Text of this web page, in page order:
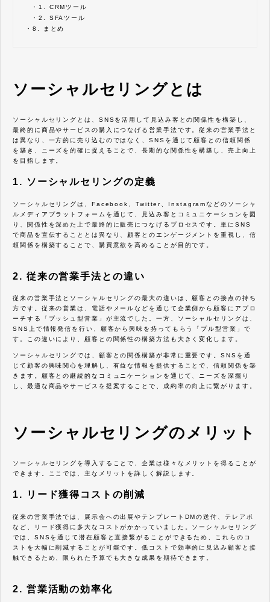
・ 1. CRMツール
・ 2. SFAツール
・ 8. まとめ
ソーシャルセリングとは
ソーシャルセリングとは、SNSを活用して見込み客との関係性を構築し、
最終的に商品やサービスの購入につなげる営業手法です。従来の営業手法と
は異なり、一方的に売り込むのではなく、SNSを通じて顧客との信頼関係
を築き、ニーズを的確に捉えることで、長期的な関係性を構築し、売上向上
を目指します。
1. ソーシャルセリングの定義
ソーシャルセリングは、Facebook、Twitter、Instagramなどのソーシャ
ルメディアプラットフォームを通じて、見込み客とコミュニケーションを図
り、関係性を深めた上で最終的に販売につなげるプロセスです。単にSNS
で商品を宣伝することとは異なり、顧客とのエンゲージメントを重視し、信
頼関係を構築することで、購買意欲を高めることが目的です。
2. 従来の営業手法との違い
従来の営業手法とソーシャルセリングの最大の違いは、顧客との接点の持ち
方です。従来の営業は、電話やメールなどを通じて企業側から顧客にアプロ
ーチする「プッシュ型営業」が主流でした。一方、ソーシャルセリングは、
SNS上で情報発信を行い、顧客から興味を持ってもらう「プル型営業」で
す。この違いにより、顧客との関係性の構築方法も大きく変化します。
ソーシャルセリングでは、顧客との関係構築が非常に重要です。SNSを通
じて顧客の興味関心を理解し、有益な情報を提供することで、信頼関係を築
きます。顧客との継続的なコミュニケーションを通じて、ニーズを深掘り
し、最適な商品やサービスを提案することで、成約率の向上に繋がります。
ソーシャルセリングのメリット
ソーシャルセリングを導入することで、企業は様々なメリットを得ることが
できます。ここでは、主なメリットを詳しく解説します。
1. リード獲得コストの削減
従来の営業手法では、展示会への出展やテンプレートDMの送付、テレアポ
など、リード獲得に多大なコストがかかっていました。ソーシャルセリング
では、SNSを通じて潜在顧客と直接繋がることができるため、これらのコ
ストを大幅に削減することが可能です。低コストで効率的に見込み顧客と接
触できるため、限られた予算でも大きな成果を期待できます。
2. 営業活動の効率化